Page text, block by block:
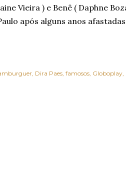
Vieira ) e Benê ( Daphne
após alguns anos
Dira Paes famosos Globoplay